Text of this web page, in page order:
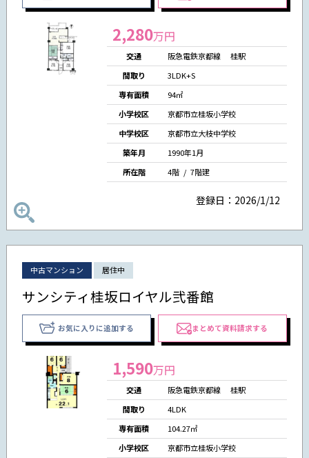
2,280万円
交通
阪急電鉄京都線 桂駅
間取り
3LDK+S
専有面積
94㎡
小学校区
京都市立桂坂小学校
中学校区
京都市立大枝中学校
築年月
1990年1月
所在階
4階 / 7階建
登録日：2026/1/12
中古マンション 居住中
サンシティ桂坂ロイヤル弐番館
お気に入りに追加する まとめて資料請求する
1,590万円
交通
阪急電鉄京都線 桂駅
間取り
4LDK
専有面積
104.27㎡
小学校区
京都市立桂坂小学校